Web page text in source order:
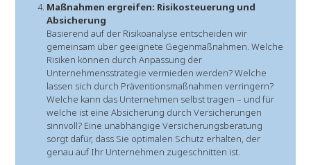
Maßnahmen ergreifen: Risikosteuerung und
Absicherung
Basierend auf der Risikoanalyse entscheiden wir
gemeinsam über geeignete Gegenmaßnahmen. Welche
Risiken können durch Anpassung der
Unternehmensstrategie vermieden werden? Welche
lassen sich durch Präventionsmaßnahmen verringern?
Welche kann das Unternehmen selbst tragen – und für
welche ist eine Absicherung durch Versicherungen
sinnvoll? Eine unabhängige Versicherungsberatung
sorgt dafür, dass Sie optimalen Schutz erhalten, der
genau auf Ihr Unternehmen zugeschnitten ist.